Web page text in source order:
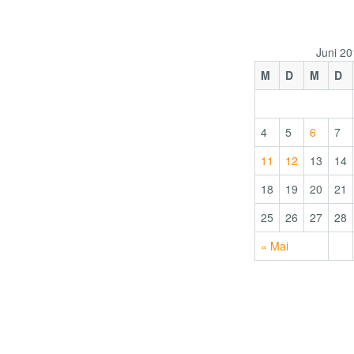
Juni
M
D M D
« Mai
4 5 6
7
11
12 13
14
18
19 20
21
25
26 27 28